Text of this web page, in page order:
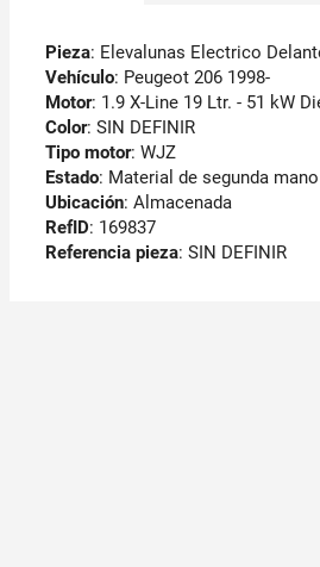
Pieza: Elevalunas Electrico
Vehículo: Peugeot 206 1998-
Motor: 1.9 X-Line 19 Ltr. - 51 kW
Color: SIN DEFINIR
Tipo motor: WJZ
Estado: Material de segunda mano
Ubicación: Almacenada
RefID: 169837
Referencia pieza: SIN DEFINIR